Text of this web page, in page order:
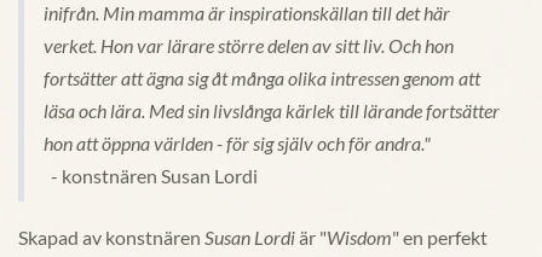
inifrån. Min mamma är inspirationskällan till det här
verket. Hon var lärare större delen av sitt liv. Och hon
fortsätter att ägna sig åt många olika intressen genom att
läsa och lära. Med sin livslånga kärlek till lärande fortsätter
hon att öppna världen - för sig själv och för andra."
- konstnären Susan Lordi
Skapad av konstnären Susan Lordiär "Wisdom" en perfekt